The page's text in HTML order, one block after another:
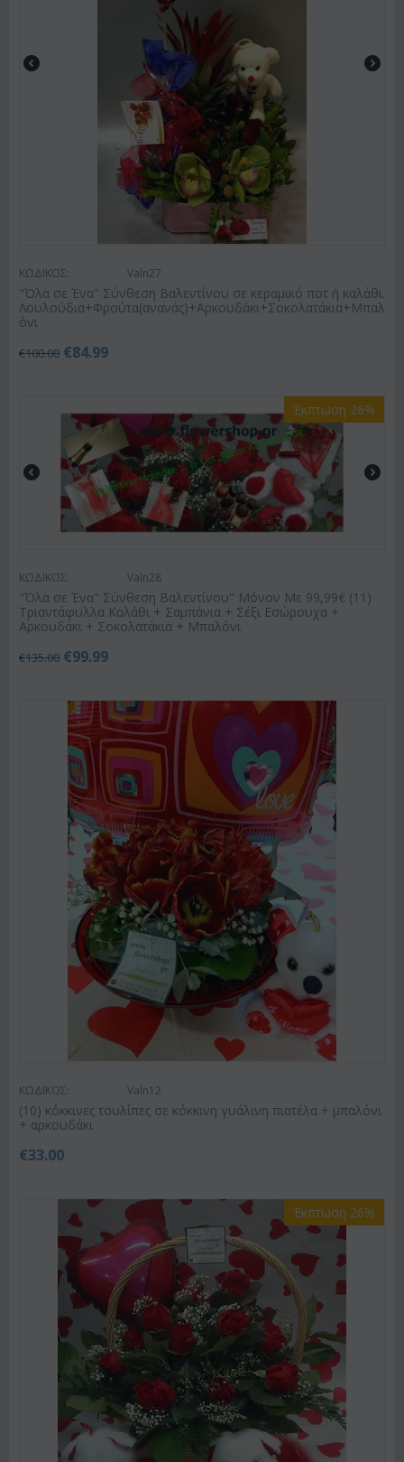
ΚΩΔΙΚΟΣ: Valn27
"Όλα σε Ένα" Σύνθεση Βαλεντίνου σε κεραμικό ποτ ή καλάθι.
Λουλούδια+Φρούτα(ανανάς)+Αρκουδάκι+Σοκολατάκια+Μπαλ
όνι
€100.00 €84.99
Έκπτωση 26%
ΚΩΔΙΚΟΣ: Valn28
"Όλα σε Ένα" Σύνθεση Βαλεντίνου" Μόνον Με 99,99€ (11)
Τριαντάφυλλα Καλάθι + Σαμπάνια + Σέξι Εσώρουχα +
Αρκουδάκι + Σοκολατάκια + Μπαλόνι
€135.00 €99.99
ΚΩΔΙΚΟΣ: Valn12
(10) κόκκινες τουλίπες σε κόκκινη γυάλινη πιατέλα + μπαλόνι
+ αρκουδάκι
€33.00
Έκπτωση 26%